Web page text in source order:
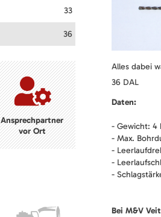
33
36
Ansprechpartner
vor Ort
Alles dabei
36 DAL
Daten:
- Gewicht: 4
- Max.
-
-
-
Bei M&V